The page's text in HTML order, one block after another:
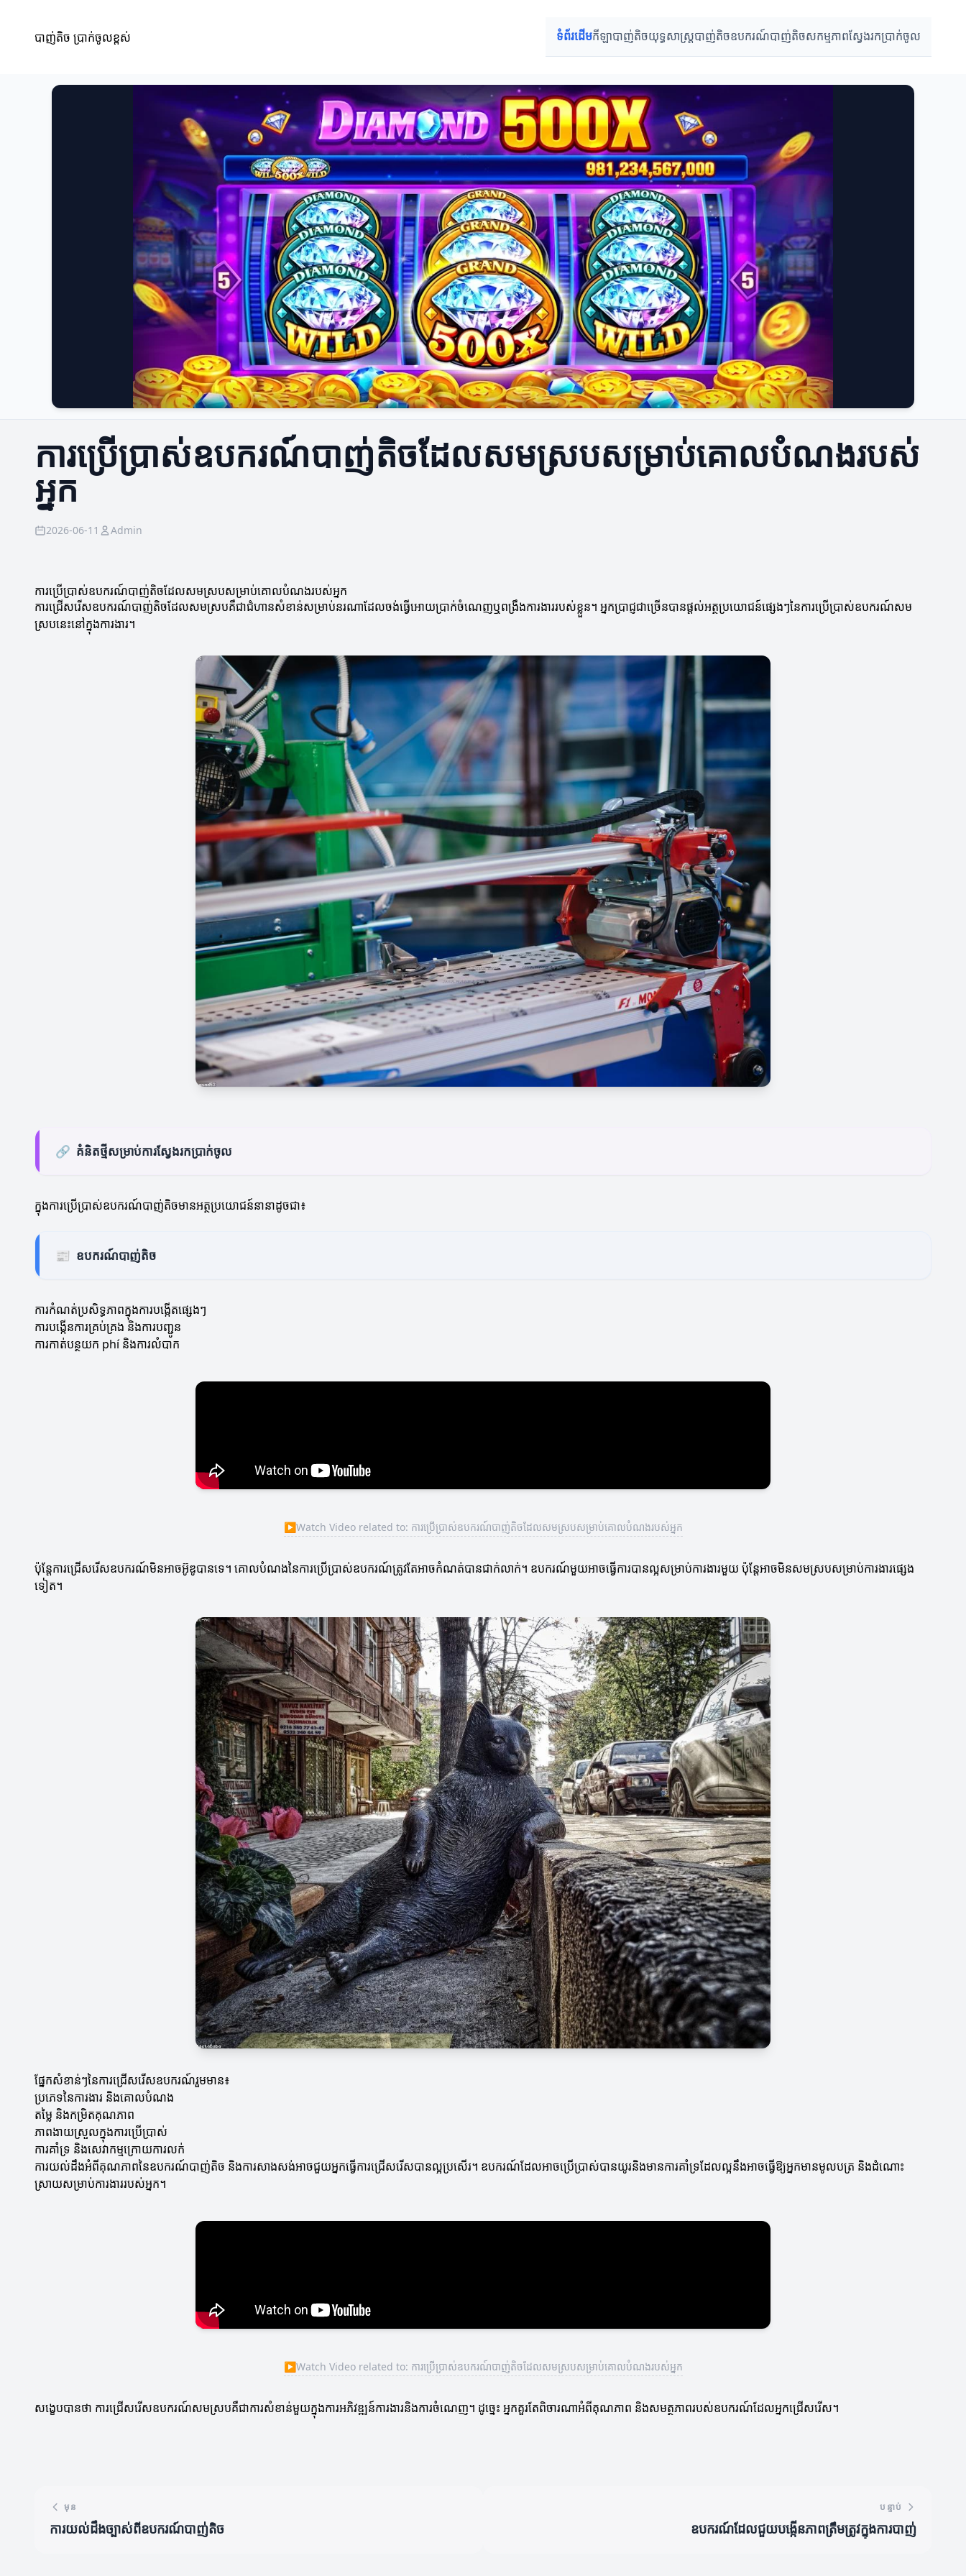
បាញ់តិច ប្រាក់ចូលខ្ពស់ ទំព័រដើមកីឡាបាញ់តិចយុទ្ធសាស្ត្របាញ់តិចឧបករណ៍បាញ់តិចសកម្មភាពស្វែងរកប្រាក់ចូល
ការប្រើប្រាស់ឧបករណ៍បាញ់តិចដែលសមស្របសម្រាប់គោលបំណងរបស់
អ្នក
2026-06-11 Admin
ការប្រើប្រាស់ឧបករណ៍បាញ់តិចដែលសមស្របសម្រាប់គោលបំណងរបស់អ្នក
ការជ្រើសរើសឧបករណ៍បាញ់តិចដែលសមស្របគឺជាជំហានសំខាន់សម្រាប់នរណាដែលចង់ធ្វើអោយប្រាក់ចំណេញឬពង្រឹងការងាររបស់ខ្លួន។ អ្នកប្រាជ្ញជាច្រើនបានផ្តល់អត្ថប្រយោជន៍ផ្សេងៗនៃការប្រើប្រាស់ឧបករណ៍សម
ស្របនេះនៅក្នុងការងារ។
🔗 គំនិតថ្មីសម្រាប់ការស្វែងរកប្រាក់ចូល
ក្នុងការប្រើប្រាស់ឧបករណ៍បាញ់តិចមានអត្ថប្រយោជន៍នានាដូចជា៖
📰 ឧបករណ៍បាញ់តិច
ការកំណត់ប្រសិទ្ធភាពក្នុងការបង្កើតផ្សេងៗ
ការបង្កើនការគ្រប់គ្រង និងការបញ្ជូន
ការកាត់បន្ថយក phí និងការលំបាក
▶Watch Video related to: ការប្រើប្រាស់ឧបករណ៍បាញ់តិចដែលសមស្របសម្រាប់គោលបំណងរបស់អ្នក
ប៉ុន្តែការជ្រើសរើសឧបករណ៍មិនអាចអ៊ូឌូបានទេ។ គោលបំណងនៃការប្រើប្រាស់ឧបករណ៍ត្រូវតែអាចកំណត់បានជាក់លាក់។ ឧបករណ៍មួយអាចធ្វើការបានល្អសម្រាប់ការងារមួយ ប៉ុន្តែអាចមិនសមស្របសម្រាប់ការងារផ្សេង
ទៀត។
ផ្នែកសំខាន់ៗនៃការជ្រើសរើសឧបករណ៍រួមមាន៖
ប្រភេទនៃការងារ និងគោលបំណង
តម្លៃ និងកម្រិតគុណភាព
ភាពងាយស្រួលក្នុងការប្រើប្រាស់
ការគាំទ្រ និងសេវាកម្មក្រោយការលក់
ការយល់ដឹងអំពីគុណភាពនៃឧបករណ៍បាញ់តិច និងការសាងសង់អាចជួយអ្នកធ្វើការជ្រើសរើសបានល្អប្រសើរ។ ឧបករណ៍ដែលអាចប្រើប្រាស់បានយូរនិងមានការ​គាំទ្រដែលល្អនឹងអាចធ្វើឱ្យអ្នកមានមូលបត្រ និងដំណោះ
ស្រាយសម្រាប់ការងាររបស់អ្នក។
▶Watch Video related to: ការប្រើប្រាស់ឧបករណ៍បាញ់តិចដែលសមស្របសម្រាប់គោលបំណងរបស់អ្នក
សង្ខេបបានថា ការជ្រើសរើសឧបករណ៍សមស្របគឺជាការសំខាន់មួយក្នុងការអភិវឌ្ឍន៍ការងារនិងការចំណេញ។ ដូច្នេះ អ្នកគួរតែពិចារណាអំពីគុណភាព និងសមត្ថភាពរបស់ឧបករណ៍ដែលអ្នកជ្រើសរើស។
មុន
ការយល់ដឹងច្បាស់ពីឧបករណ៍បាញ់តិច
បន្ទាប់
ឧបករណ៍ដែលជួយបង្កើនភាពត្រឹមត្រូវក្នុងការបាញ់